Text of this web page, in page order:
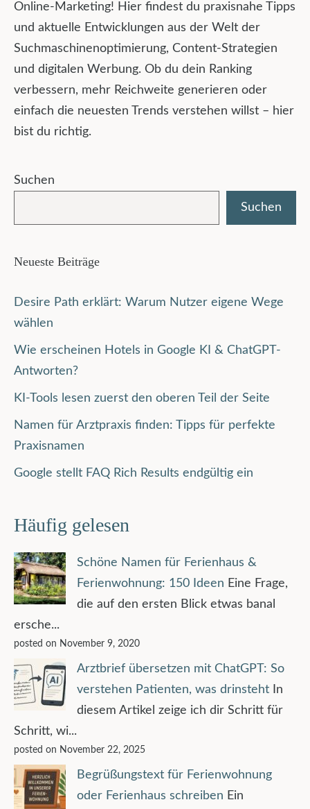
Online-Marketing! Hier findest du praxisnahe Tipps
und aktuelle Entwicklungen aus der Welt der
Suchmaschinenoptimierung, Content-Strategien
und digitalen Werbung. Ob du dein Ranking
verbessern, mehr Reichweite generieren oder
einfach die neuesten Trends verstehen willst – hier
bist du richtig.
Suchen
Suchen
Neueste Beiträge
Desire Path erklärt: Warum Nutzer eigene Wege
wählen
Wie erscheinen Hotels in Google KI & ChatGPT-
Antworten?
KI-Tools lesen zuerst den oberen Teil der Seite
Namen für Arztpraxis finden: Tipps für perfekte
Praxisnamen
Google stellt FAQ Rich Results endgültig ein
Häufig gelesen
Schöne Namen für Ferienhaus &
Ferienwohnung: 150 Ideen Eine Frage,
die auf den ersten Blick etwas banal
ersche...
posted on November 9, 2020
Arztbrief übersetzen mit ChatGPT: So
verstehen Patienten, was drinsteht
In
diesem Artikel zeige ich dir Schritt für
Schritt, wi...
posted on November 22, 2025
Begrüßungstext für Ferienwohnung
oder Ferienhaus schreiben Ein